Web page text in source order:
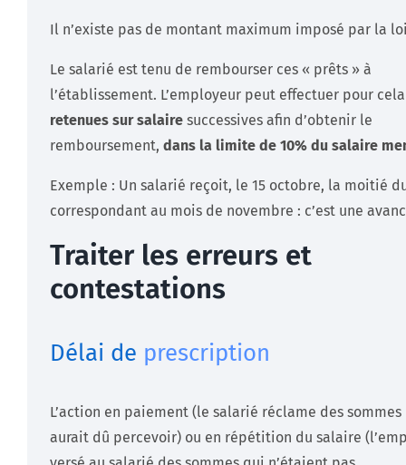
Il n’existe pas de montant maximum imposé par la
Le salarié est tenu de rembourser ces « prêts » à
l’établissement. L’employeur peut effectuer pour
retenues sur salaire successives afin d’obtenir le
remboursement, dans la limite de 10% du salaire
Exemple : Un salarié reçoit, le 15 octobre, la moitié
correspondant au mois de novembre : c’est une
Traiter les erreurs et
contestations
Délai de prescription
L’action en paiement (le salarié réclame des sommes
aurait dû percevoir) ou en répétition du salaire